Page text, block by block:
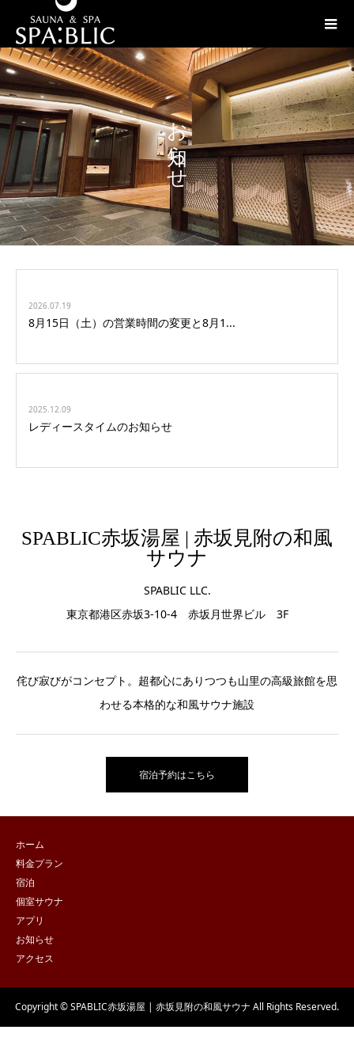
お知らせ
2026.07.19
8月15日（土）の営業時間の変更と8月1...
2025.12.09
レディースタイムのお知らせ
SPABLIC赤坂湯屋 | 赤坂見附の和風
サウナ
SPABLIC LLC.
東京都港区赤坂3-10-4 赤坂月世界ビル 3F
侘び寂びがコンセプト。超都心にありつつも山里の高級旅館を思
わせる本格的な和風サウナ施設
宿泊予約はこちら
ホーム
料金プラン
宿泊
個室サウナ
アプリ
お知らせ
アクセス
Copyright © SPABLIC赤坂湯屋 | 赤坂見附の和風サウナ All Rights Reserved.